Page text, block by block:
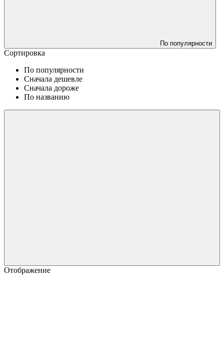
По популярности
Сортировка
По популярности
Сначала дешевле
Сначала дороже
По названию
Отображение